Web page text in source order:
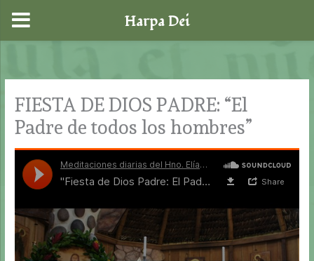
contenido
FIESTA DE DIOS PADRE: “El
Padre de todos los hombres”
Harpa Dei